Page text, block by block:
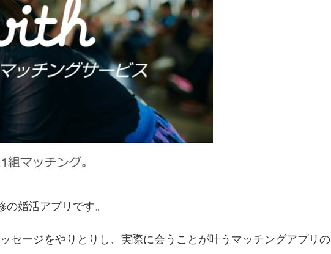
婚活アプリです。
セージをやりとりし、実際に会うことが叶うマッチングアプリの